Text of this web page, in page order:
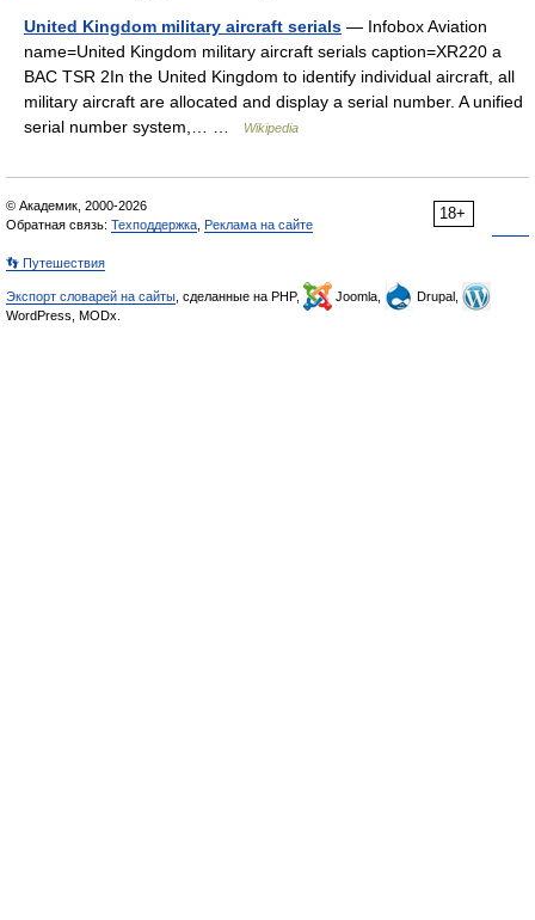
United Kingdom military aircraft serials — Infobox Aviation
name=United Kingdom military aircraft serials caption=XR220 a
BAC TSR 2In the United Kingdom to identify individual aircraft, all
military aircraft are allocated and display a serial number. A unified
serial number system,… …
Wikipedia
18+
© Академик, 2000-2026
Обратная связь: Техподдержка Реклама на сайте
👣 Путешествия
Экспорт словарей на сайты , сделанные на PHP, Joomla,
Drupal,
WordPress, MODx.